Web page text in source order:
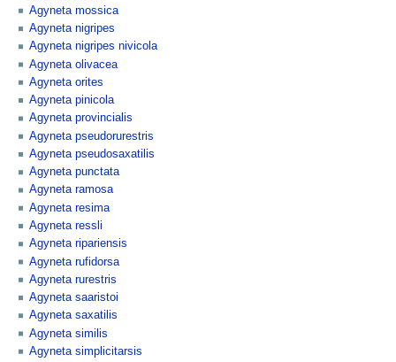
Agyneta mossica
Agyneta nigripes
Agyneta nigripes nivicola
Agyneta olivacea
Agyneta orites
Agyneta pinicola
Agyneta provincialis
Agyneta pseudorurestris
Agyneta pseudosaxatilis
Agyneta punctata
Agyneta ramosa
Agyneta resima
Agyneta ressli
Agyneta ripariensis
Agyneta rufidorsa
Agyneta rurestris
Agyneta saaristoi
Agyneta saxatilis
Agyneta similis
Agyneta simplicitarsis